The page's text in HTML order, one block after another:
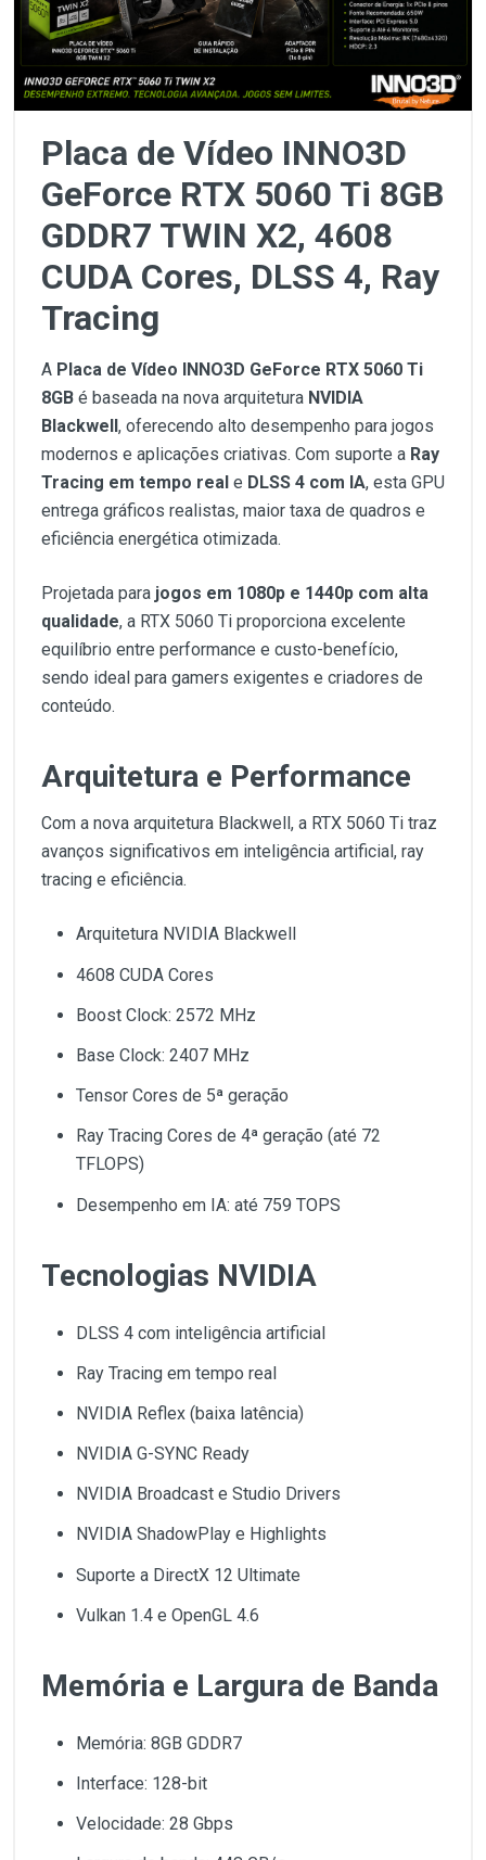
Placa de Vídeo INNO3D
GeForce RTX 5060 Ti 8GB
GDDR7 TWIN X2, 4608
CUDA Cores, DLSS 4, Ray
Tracing
A Placa de Vídeo INNO3D GeForce RTX 5060 Ti
8GB é baseada na nova arquitetura NVIDIA
Blackwell , oferecendo alto desempenho para jogos
modernos e aplicações criativas. Com suporte a Ray
Tracing em tempo real e DLSS 4 com IA, esta GPU
entrega gráficos realistas, maior taxa de quadros e
eficiência energética otimizada.
Projetada para jogos em 1080p e 1440p com alta
qualidade, a RTX 5060 Ti proporciona excelente
equilíbrio entre performance e custo-benefício,
sendo ideal para gamers exigentes e criadores de
conteúdo.
Arquitetura e Performance
Com a nova arquitetura Blackwell, a RTX 5060 Ti traz
avanços significativos em inteligência artificial, ray
tracing e eficiência.
Arquitetura NVIDIA Blackwell
4608 CUDA Cores
Boost Clock: 2572 MHz
Base Clock: 2407 MHz
Tensor Cores de 5ª geração
Ray Tracing Cores de 4ª geração (até 72
TFLOPS)
Desempenho em IA: até 759 TOPS
Tecnologias NVIDIA
DLSS 4 com inteligência artificial
Ray Tracing em tempo real
NVIDIA Reflex (baixa latência)
NVIDIA G-SYNC Ready
NVIDIA Broadcast e Studio Drivers
NVIDIA ShadowPlay e Highlights
Suporte a DirectX 12 Ultimate
Vulkan 1.4 e OpenGL 4.6
Memória e Largura de Banda
Memória: 8GB GDDR7
Interface: 128-bit
Velocidade: 28 Gbps